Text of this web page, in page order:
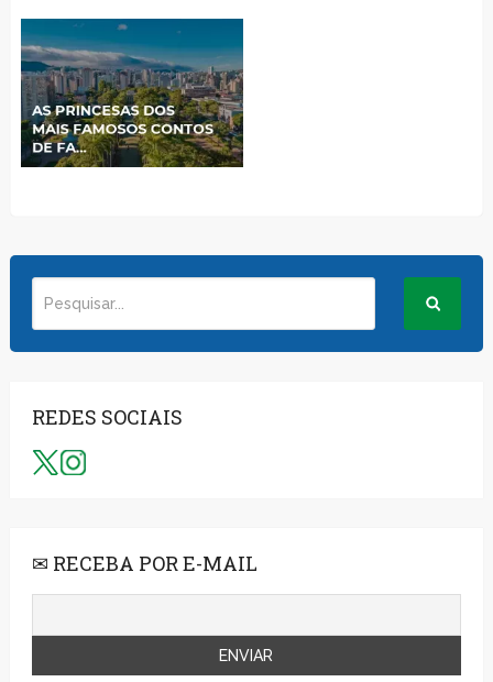
REDES SOCIAIS
✉ RECEBA POR E-MAIL